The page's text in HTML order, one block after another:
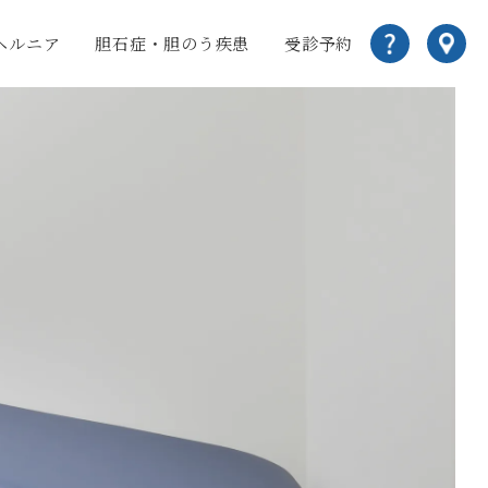
ルニア 胆石症・胆のう疾患 受診予約